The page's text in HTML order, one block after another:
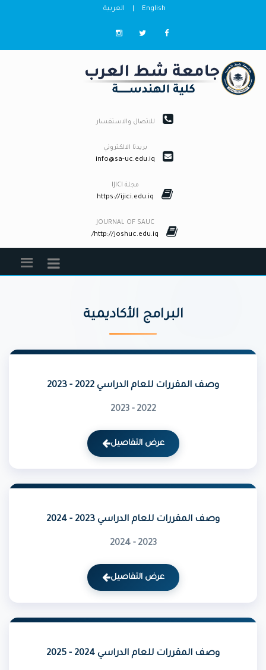
English العربية
للاتصال والاستفسار
بريدنا الالكتروني
info@sa-uc.edu.iq
مجلة IJICI
https://ijici.edu.iq
JOURNAL OF SAUC
http://joshuc.edu.iq/
البرامج الأكاديمية
وصف المقررات للعام الدراسي 2022 - 2023
2022 - 2023
عرض التفاصيل
وصف المقررات للعام الدراسي 2023 - 2024
2023 - 2024
عرض التفاصيل
وصف المقررات للعام الدراسي 2024 - 2025